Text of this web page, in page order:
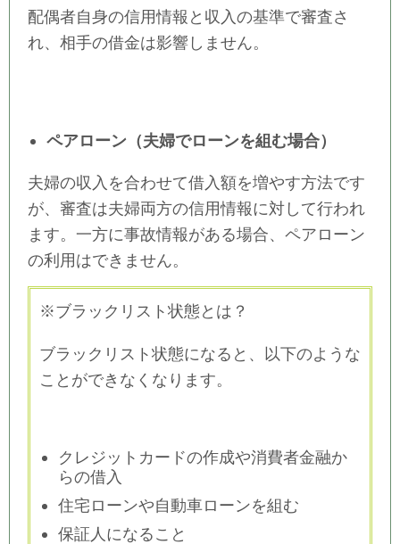
配偶者自身の信用情報と収入の基準で審査さ
れ、相手の借金は影響しません。
ペアローン（夫婦でローンを組む場合）
夫婦の収入を合わせて借入額を増やす方法です
が、審査は夫婦両方の信用情報に対して行われ
ます。一方に事故情報がある場合、ペアローン
の利用はできません。
※ブラックリスト状態とは？
ブラックリスト状態になると、以下のような
ことができなくなります。
クレジットカードの作成や消費者金融か
らの借入
住宅ローンや自動車ローンを組む
保証人になること